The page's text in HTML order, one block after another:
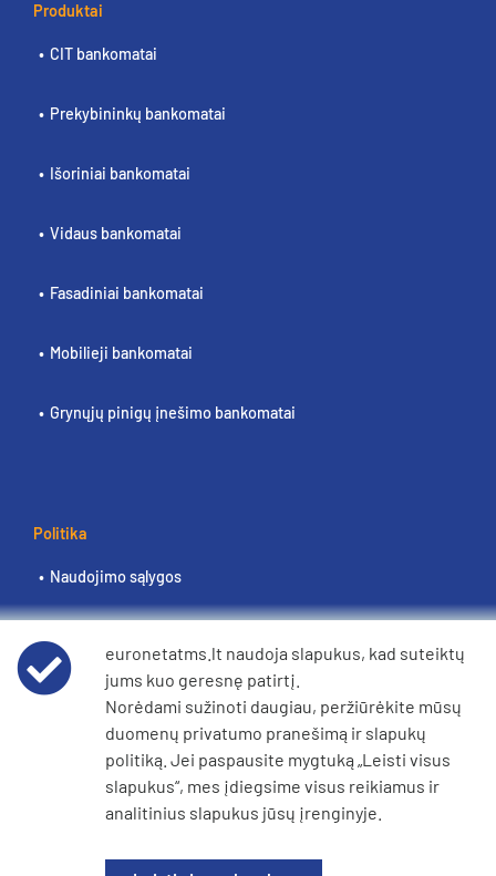
Produktai
CIT bankomatai
Prekybininkų bankomatai
Išoriniai bankomatai
Vidaus bankomatai
Fasadiniai bankomatai
Mobilieji bankomatai
Grynųjų pinigų įnešimo bankomatai
Politika
Naudojimo sąlygos
Slapukų politika
Bendrovės „e360“ pranešimas dėl šiuolaikinės vergovės
ir prekybos žmonėmis
euronetatms.lt naudoja slapukus, kad suteiktų
jums kuo geresnę patirtį.
Norėdami sužinoti daugiau, peržiūrėkite mūsų
duomenų privatumo pranešimą ir slapukų
politiką. Jei paspausite mygtuką „Leisti visus
slapukus“, mes įdiegsime visus reikiamus ir
analitinius slapukus jūsų įrenginyje.